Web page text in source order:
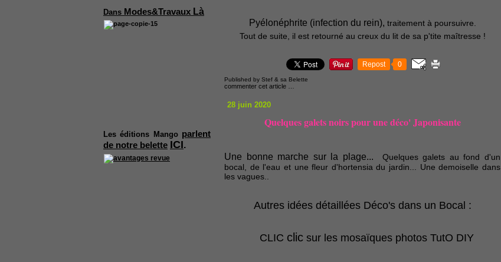
Dans Modes&Travaux Là
Leséditions Mango parlent
de notre belette ICI.
Pyélonéphrite (infection du rein), traitement à poursuivre.
Tout de suite, il est retourné au creux du lit de sa p'tite maîtresse !
Repost 0
Published by Stef & sa Belette
commenter cet article
28 juin 2020
Quelques galets noirs pour une déco' Japonisante
Une bonne marche sur la plage... Quelques galets au fond d'un
bocal, de l'eau et une fleur d'hortensia du jardin... Une demoiselle dans
les vagues..
Autres idées détaillées Déco's dans un Bocal :
CLIC clic sur les mosaïques photos TutO DIY